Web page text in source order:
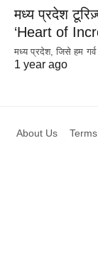
मध्य प्रदेश
‘Heart of
मध्य प्रदेश, जिसे हम
1 year ago
About Us